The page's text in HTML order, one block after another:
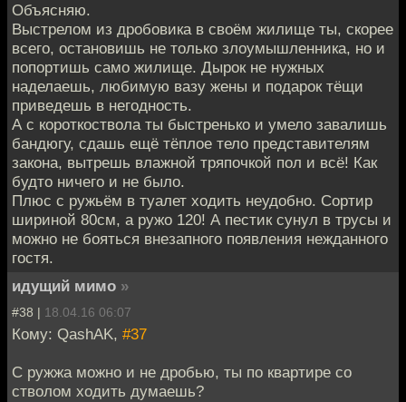
Объясняю.
Выстрелом из дробовика в своём жилище ты, скорее
всего, остановишь не только злоумышленника, но и
попортишь само жилище. Дырок не нужных
наделаешь, любимую вазу жены и подарок тёщи
приведешь в негодность.
А с короткоствола ты быстренько и умело завалишь
бандюгу, сдашь ещё тёплое тело представителям
закона, вытрешь влажной тряпочкой пол и всё! Как
будто ничего и не было.
Плюс с ружьём в туалет ходить неудобно. Сортир
шириной 80см, а ружо 120! А пестик сунул в трусы и
можно не бояться внезапного появления нежданного
гостя.
идущий мимо »
#38 | 18.04.16 06:07
Кому: QashAK, #37
С ружжа можно и не дробью, ты по квартире со
стволом ходить думаешь?